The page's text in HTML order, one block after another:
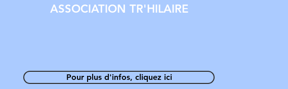
ASSOCIATION TR'HILAIRE
Pour plus d'infos, cliquez ici